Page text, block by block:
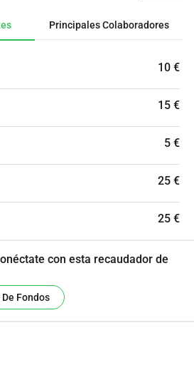
Principales Colaboradores
10 €
15 €
5 €
25 €
25 €
con esta recaudador de
Fondos